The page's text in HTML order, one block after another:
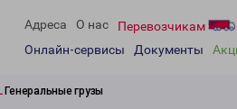
Адреса О нас Перевозчикам
Онлайн-сервисы
Документы
Генеральные грузы